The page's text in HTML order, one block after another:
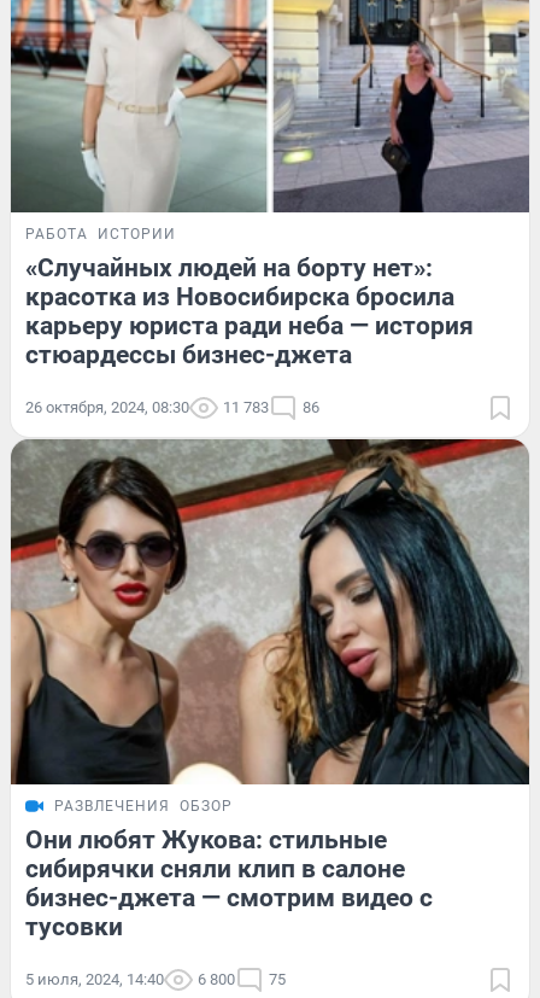
РАБОТА ИСТОРИИ
«Случайных людей на борту нет»:
красотка из Новосибирска бросила
карьеру юриста ради неба — история
стюардессы бизнес-джета
26 октября, 2024, 08:30 11 783 86
РАЗВЛЕЧЕНИЯ ОБЗОР
Они любят Жукова: стильные
сибирячки сняли клип в салоне
бизнес-джета — смотрим видео с
тусовки
5 июля, 2024, 14:40 6 800 75